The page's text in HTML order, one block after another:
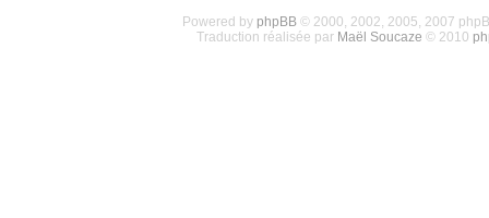
Powered by phpBB© 2000, 2002, 2005, 2007
Traduction réalisée par Maël Soucaze © 2010